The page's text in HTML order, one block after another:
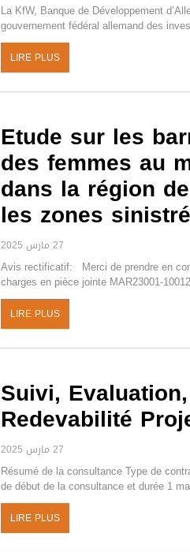
La KfW, Banque de Développement
gouvernement fédéral allemand des
LIRE PLUS
Etude sur les
des femmes au
dans la région
les zones
27 مارس 2025
Avis rectificatif: Merci de prendre en
charges en pièce jointe MAR23001-
LIRE PLUS
Suivi,
Redevabilité
27 مارس 2025
Résumé de la consultance Type de
de début de la consultance et durée 1
LIRE PLUS